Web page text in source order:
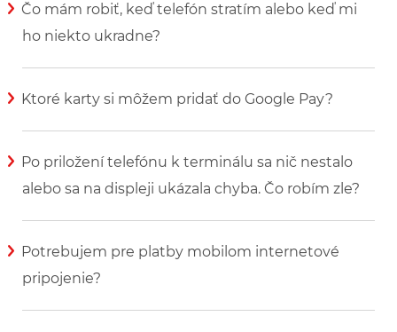
Čo mám robiť, keď telefón stratím alebo keď mi
ho niekto ukradne?
Ktoré karty si môžem pridať do Google Pay?
Po priložení telefónu k terminálu sa nič nestalo
alebo sa na displeji ukázala chyba. Čo robím zle?
Potrebujem pre platby mobilom internetové
pripojenie?